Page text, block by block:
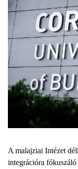
A malajziai Intézet
integrációra